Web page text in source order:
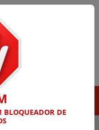
ATUAÇÃO VOLTADA
BLOQUEADOR DE